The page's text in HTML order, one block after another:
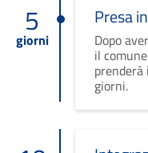
5
giorni
Presa
Dopo
il
giorni.